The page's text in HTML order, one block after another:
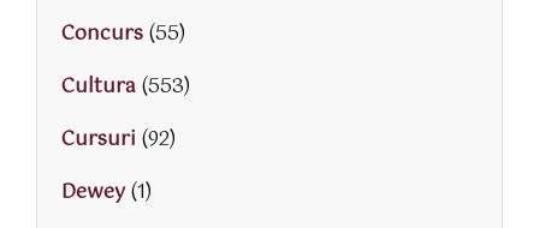
Concurs(55)
Cultura(553)
Cursuri (92)
Dewey(1)